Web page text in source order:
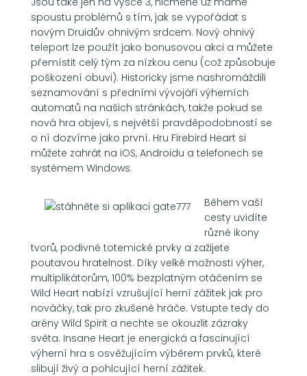
spoustu problémů s tím, jak se vypořádat s
novým Druidův ohnivým srdcem. Nový ohnivý
teleport lze použít jako bonusovou akci a můžete
přemístit celý tým za nízkou cenu (což způsobuje
poškození obuvi). Historicky jsme nashromáždili
seznamování s předními vývojáři výherních
automatů na našich stránkách, takže pokud se
nová hra objeví, s největší pravděpodobností se
o ní dozvíme jako první. Hru Firebird Heart si
můžete zahrát na iOS, Androidu a telefonech se
systémem Windows.
Během vaší
cesty uvidíte
různé ikony
tvorů, podivné totemické prvky a zažijete
poutavou hratelnost. Díky velké možnosti výher,
multiplikátorům, 100% bezplatným otáčením se
Wild Heart nabízí vzrušující herní zážitek jak pro
nováčky, tak pro zkušené hráče. Vstupte tedy do
arény Wild Spirit a nechte se okouzlit zázraky
světa. Insane Heart je energická a fascinující
výherní hra s osvěžujícím výběrem prvků, které
slibují živý a pohlcující herní zážitek.